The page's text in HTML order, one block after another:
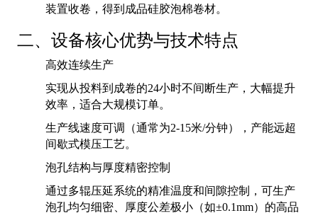
装置收卷，得到成品硅胶泡棉卷材。
二、设备核心优势与技术特点
高效连续生产
实现从投料到成卷的24小时不间断生产，大幅提升
效率，适合大规模订单。
生产线速度可调（通常为2-15米/分钟），产能远超
间歇式模压工艺。
泡孔结构与厚度精密控制
通过多辊压延系统的精准温度和间隙控制，可生产
泡孔均匀细密、厚度公差极小（如±0.1mm）的高品